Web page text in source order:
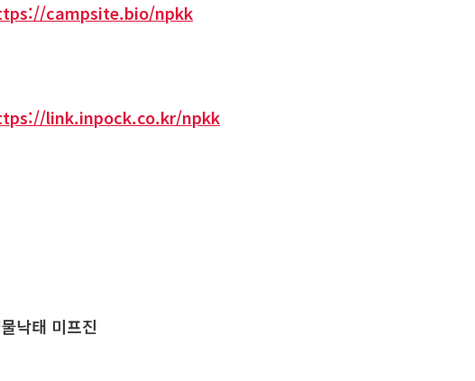
campsite.bio/npkk
link.inpock.co.kr/npkk
낙태 미프진